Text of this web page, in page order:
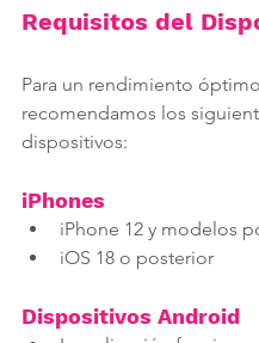
Requisitos del
Para un rendimiento
recomendamos los
dispositivos:
iPhones
iPhone 12 y modelos
iOS 18 o posterior
Dispositivos Android